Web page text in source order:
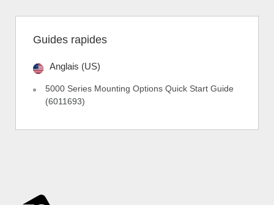
Guides rapides
Anglais (US)
5000 Series Mounting Options Quick Start Guide
(6011693)